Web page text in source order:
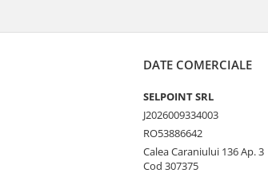
DATE COMERCIALE
SELPOINT SRL
J2026009334003
RO53886642
Calea Caraniului 136 Ap. 3
Cod 307375